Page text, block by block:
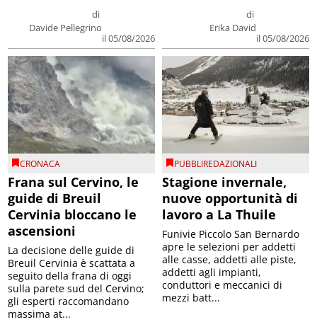
di
Davide Pellegrino
il 05/08/2026
di
Erika David
il 05/08/2026
CRONACA
Frana sul Cervino, le
guide di Breuil
Cervinia bloccano le
ascensioni
La decisione delle guide di
Breuil Cervinia è scattata a
seguito della frana di oggi
sulla parete sud del Cervino;
gli esperti raccomandano
massima at...
PUBBLIREDAZIONALI
Stagione invernale,
nuove opportunità di
lavoro a La Thuile
Funivie Piccolo San Bernardo
apre le selezioni per addetti
alle casse, addetti alle piste,
addetti agli impianti,
conduttori e meccanici di
mezzi batt...